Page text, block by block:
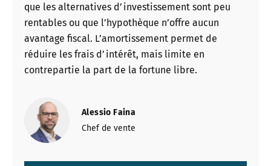
que les alternatives d’investissement sont peu
rentables ou que l’hypothèque n’offre aucun
avantage fiscal. L’amortissement permet de
réduire les frais d’intérêt, mais limite en
contrepartie la part de la fortune libre.
Alessio Faina
Chef de vente